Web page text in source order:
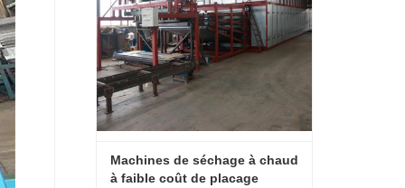
Machines de séchage à chaud
à faible coût de placage